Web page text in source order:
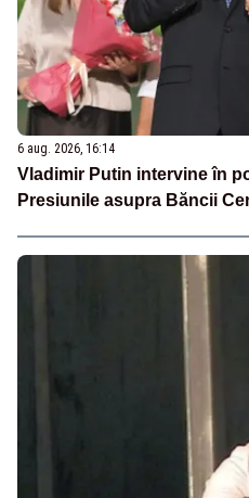
6 aug. 2026, 16:14
Vladimir Putin intervine în
Presiunile asupra Băncii